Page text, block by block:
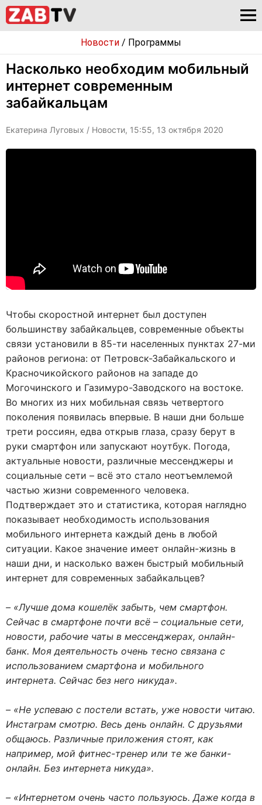
Новости / Программы
Насколько необходим мобильный
интернет современным
забайкальцам
Екатерина Луговых / Новости, 15:55, 13 октября 2020
Чтобы скоростной интернет был доступен
большинству забайкальцев, современные объекты
связи установили в 85-ти населенных пунктах 27-ми
районов региона: от Петровск-Забайкальского и
Красночикойского районов на западе до
Могочинского и Газимуро-Заводского на востоке.
Во многих из них мобильная связь четвертого
поколения появилась впервые. В наши дни больше
трети россиян, едва открыв глаза, сразу берут в
руки смартфон или запускают ноутбук. Погода,
актуальные новости, различные мессенджеры и
социальные сети – всё это стало неотъемлемой
частью жизни современного человека.
Подтверждает это и статистика, которая наглядно
показывает необходимость использования
мобильного интернета каждый день в любой
ситуации. Какое значение имеет онлайн-жизнь в
наши дни, и насколько важен быстрый мобильный
интернет для современных забайкальцев?
– «Лучше дома кошелёк забыть, чем смартфон.
Сейчас в смартфоне почти всё – социальные сети,
новости, рабочие чаты в мессенджерах, онлайн-
банк. Моя деятельность очень тесно связана с
использованием смартфона и мобильного
интернета. Сейчас без него никуда».
– «Не успеваю с постели встать, уже новости читаю.
Инстаграм смотрю. Весь день онлайн. С друзьями
общаюсь. Различные приложения стоят, как
например, мой фитнес-тренер или те же банки-
онлайн. Без интернета никуда».
– «Интернетом очень часто пользуюсь. Даже когда в